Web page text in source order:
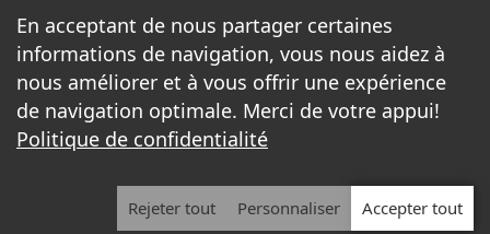
En acceptant de nous partager certaines
informations de navigation, vous nous aidez à
nous améliorer et à vous offrir une expérience
de navigation optimale. Merci de votre appui!
Politique de confidentialité
Rejeter tout Personnaliser Accepter tout
© 1999 - 2026 Yannick.net Tous droits réservés.
Avis légal|Politique de confidentialité